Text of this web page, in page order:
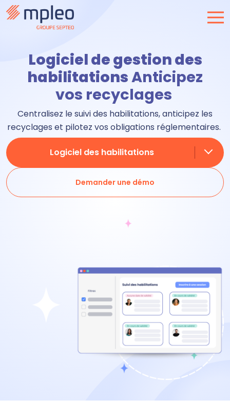
Logiciel de gestion des
habilitationsAnticipez
vos recyclages
Centralisez le suivi des habilitations, anticipez les
recyclages et pilotez vos obligations réglementaires.
Logiciel des habilitations
Demander une démo